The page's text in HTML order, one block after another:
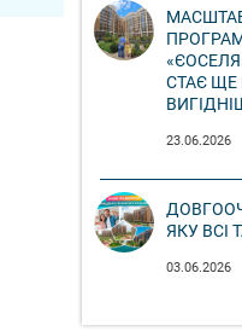
СТАЄ ЩЕ
23.06.2026
ЯКУ ВСІ
03.06.2026